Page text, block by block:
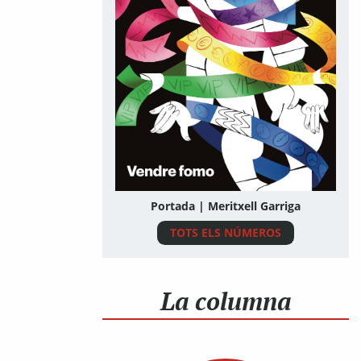
Portada | Meritxell Garriga
TOTS ELS NÚMEROS
La columna